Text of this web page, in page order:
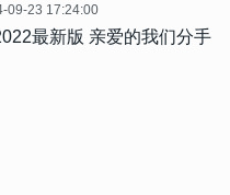
09-23 17:24:00
最新版 亲爱的我们分手